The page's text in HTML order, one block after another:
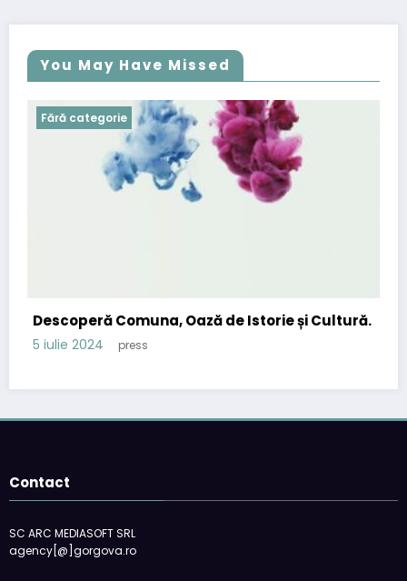
You May Have Missed
Fără categorie
Descoperă Comuna, Oază de Istorie și Cultură.
5 iulie 2024 press
Contact
SC ARC MEDIASOFT SRL
agency[@]gorgova.ro